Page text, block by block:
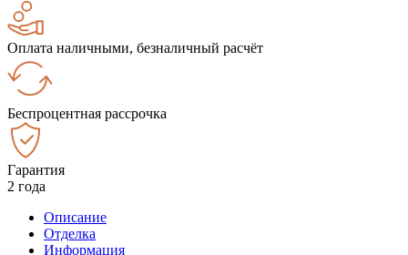
Оплата наличными, безналичный расчёт
Беспроцентная рассрочка
Гарантия
2 года
Описание
Отделка
Информация